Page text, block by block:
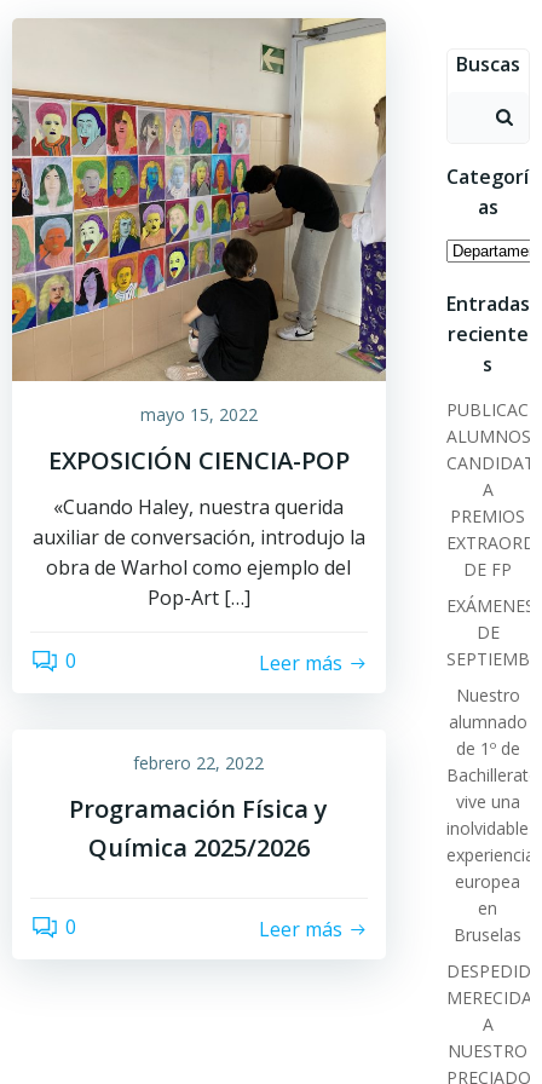
Saltar
al
contenido
mayo 15, 2022
EXPOSICIÓN CIENCIA-POP
«Cuando Haley, nuestra querida
auxiliar de conversación, introdujo la
obra de Warhol como ejemplo del
Pop-Art […]
0 Leer más
febrero 22, 2022
Programación Física y
Química 2025/2026
0 Leer más
Buscas
Buscar:
Categorí
as
Entradas
reciente
s
ALUMNOS
A
PREMIOS
DE FP
EXÁMENES
DE
Nuestro
alumnado
de 1º de
Bachillerato
vive una
inolvidable
experiencia
europea
en
Bruselas
DESPEDIDA
MERECIDA
A
NUESTRO
PRECIADO